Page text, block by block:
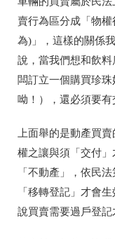
賣行為區分成「物權
為) 」，這樣的關係
說，當我們想和飲
闆訂立一個購買珍
呦！），還必須要有
上面舉的是動產買
權之讓與須「交付
「不動產」，依民法
「移轉登記」才會
說買賣需要過戶登記